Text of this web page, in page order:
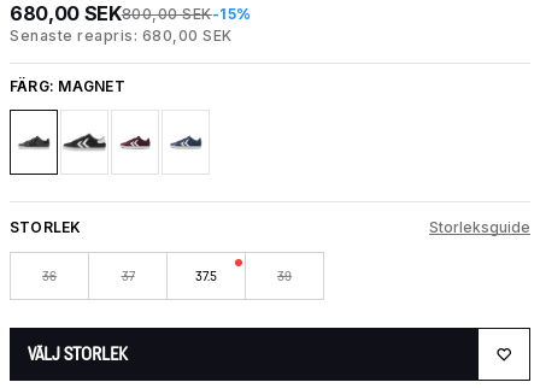
680,00 SEK800,00 SEK-15%
Senaste reapris: 680,00 SEK
FÄRG: MAGNET
STORLEK Storleksguide
36 37 37.5 39
VÄLJ STORLEK